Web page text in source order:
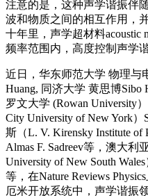
注意的是，这种声学谐振伴
波和物质之间的相互作用，
十年里，声学超材料acoustic
频率范围内，高度控制声学谐
近日，华东师范大学 物理与
Huang, 同济大学 黄思博Sibo
罗文大学 (Rowan University
City University of New York）
斯（L. V. Kirensky Institute of
Almas F. Sadreev等，澳大利
University of New South
等，在Nature Reviews
厄米开放系统中，声学谐振